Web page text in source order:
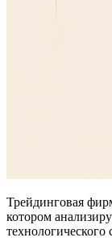
Трейдинговая
котором